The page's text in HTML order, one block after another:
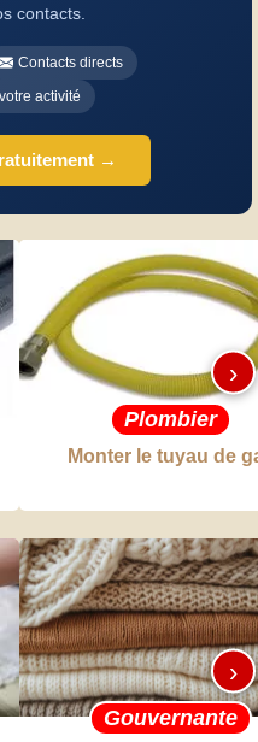
contacts.
Contacts directs
activité
→
Plombier
Monter le tuyau de
›
Gouvernante
›